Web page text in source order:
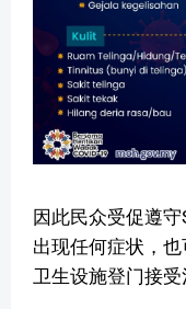
因此民众受促遵
出现任何症状，
卫生设施登门接受